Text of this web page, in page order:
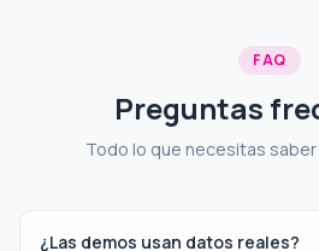
FAQ
Preguntas
Todo lo que necesitas
¿Las demos usan datos reales?